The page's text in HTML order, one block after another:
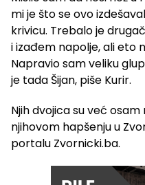
mi je što se ovo
krivicu. Trebalo je
i izađem napolje, ali eto
Napravio sam veliku
je tada Šijan, piše Kurir.
Njih dvojica su već
njihovom hapšenju u
portalu Zvornicki.ba.